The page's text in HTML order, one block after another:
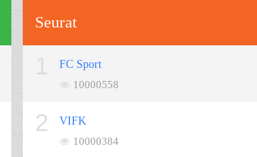
Seurat
FC Sport
10000558
2
VIFK
10000384